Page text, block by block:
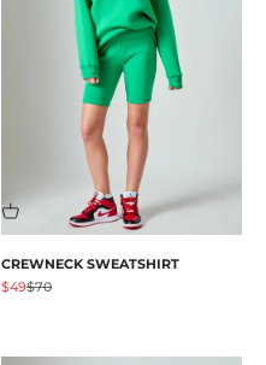
CREWNECK SWEATSHIRT
Prezzo scontato
$49Prezzo
$70